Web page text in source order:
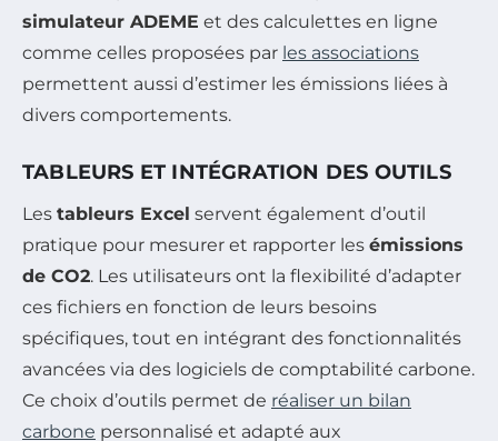
simulateur ADEME et des calculettes en ligne
comme celles proposées par les associations
permettent aussi d’estimer les émissions liées à
divers comportements.
TABLEURS ET INTÉGRATION DES OUTILS
Les tableurs Excel servent également d’outil
pratique pour mesurer et rapporter les émissions
de CO2. Les utilisateurs ont la flexibilité d’adapter
ces fichiers en fonction de leurs besoins
spécifiques, tout en intégrant des fonctionnalités
avancées via des logiciels de comptabilité carbone.
Ce choix d’outils permet de réaliser un bilan
carbone personnalisé et adapté aux